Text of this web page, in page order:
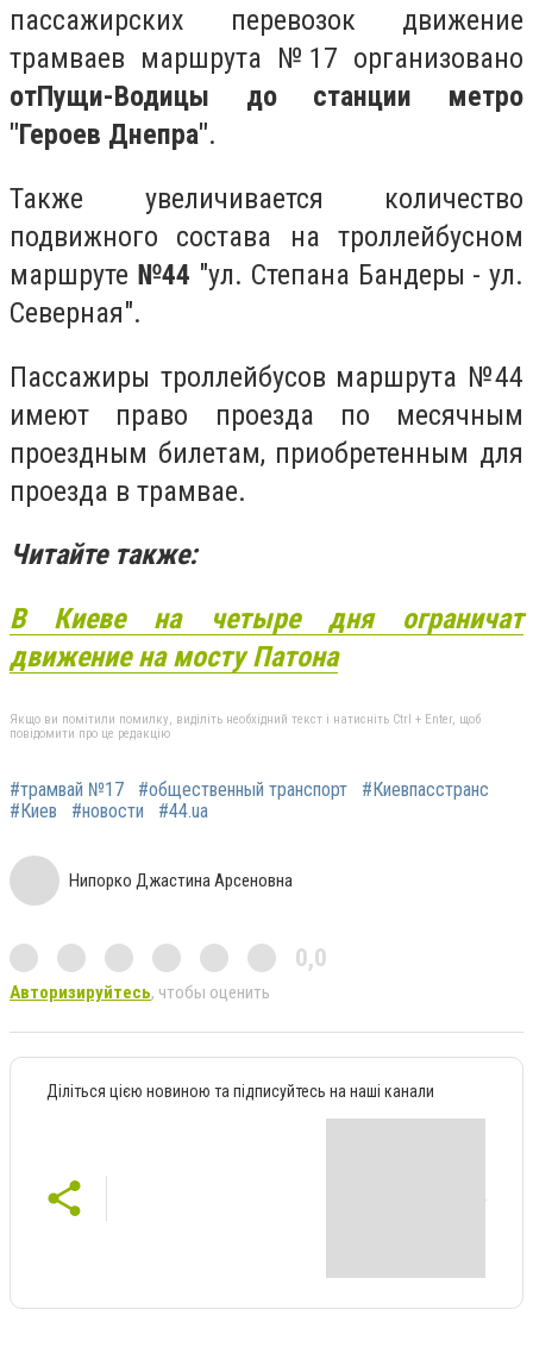
пассажирских перевозок движение
трамваев маршрута №17 организовано
отПущи-Водицы до станции метро
″Героев Днепра″.
Также увеличивается количество
подвижного состава на троллейбусном
маршруте №44 ″ул. Степана Бандеры - ул.
Северная″.
Пассажиры троллейбусов маршрута №44
имеют право проезда по месячным
проездным билетам, приобретенным для
проезда в трамвае.
Читайте также:
В Киеве на четыре дня ограничат
движение на мосту Патона
Якщо ви помітили помилку, виділіть необхідний текст і натисніть Ctrl + Enter, щоб
повідомити про це редакцію
#трамвай №17 #общественный транспорт
#Киевпасстранс
#Киев
#новости #44.ua
Нипорко Джастина Арсеновна
0,0
Авторизируйтесь, чтобы оценить
Діліться цією новиною та підписуйтесь на наші канали